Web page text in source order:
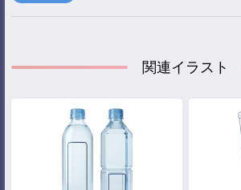
関連イラスト